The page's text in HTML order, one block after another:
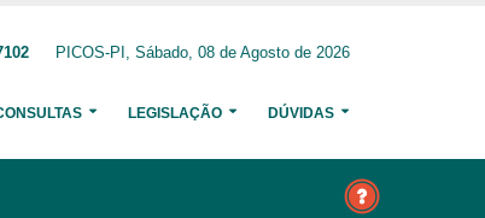
PICOS-PI, Sábado, 08 de Agosto de 2026
LEGISLAÇÃO DÚVIDAS